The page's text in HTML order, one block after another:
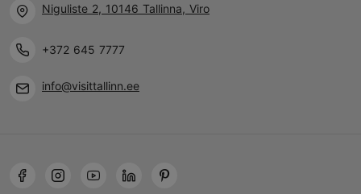
Niguliste 2, 10146 Tallinna, Viro
+372 645 7777
info@visittallinn.ee